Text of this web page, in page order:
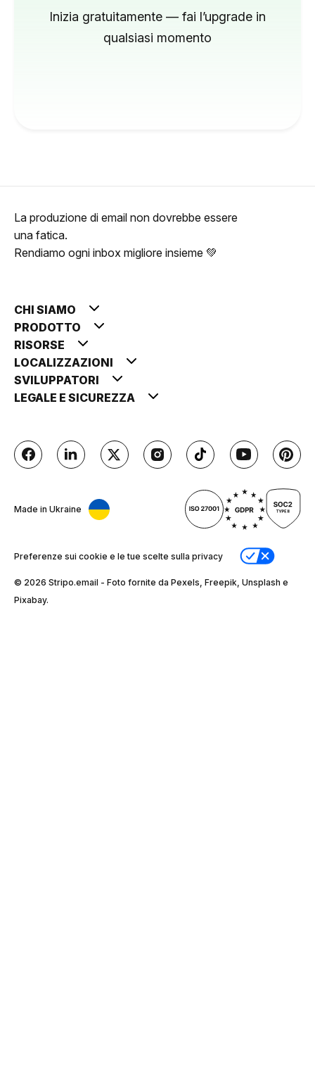
Inizia gratuitamente — fai l’upgrade in
qualsiasi momento
La produzione di email non dovrebbe essere
una fatica.
Rendiamo ogni inbox migliore insieme 💚
CHI SIAMO
PRODOTTO
RISORSE
LOCALIZZAZIONI
SVILUPPATORI
LEGALE E SICUREZZA
Made in Ukraine
Preferenze sui cookie e le tue scelte sulla privacy
© 2026 Stripо.email - Foto fornite da Pexels, Freepik, Unsplash e
Pixabay.